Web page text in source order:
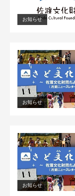
お知らせ
お知らせ
お知らせ